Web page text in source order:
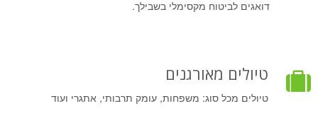
דואגים לביטוח מקסימלי בשבילך.
טיולים מאורגנים
טיולים מכל סוג: משפחות, עומק תרבותי, אתגרי ועוד